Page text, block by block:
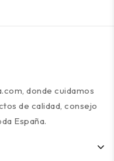
donde cuidamos
de calidad, consejo
España.